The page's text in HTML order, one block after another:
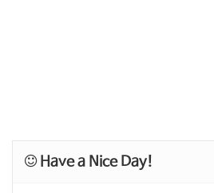
Have a Nice Day!